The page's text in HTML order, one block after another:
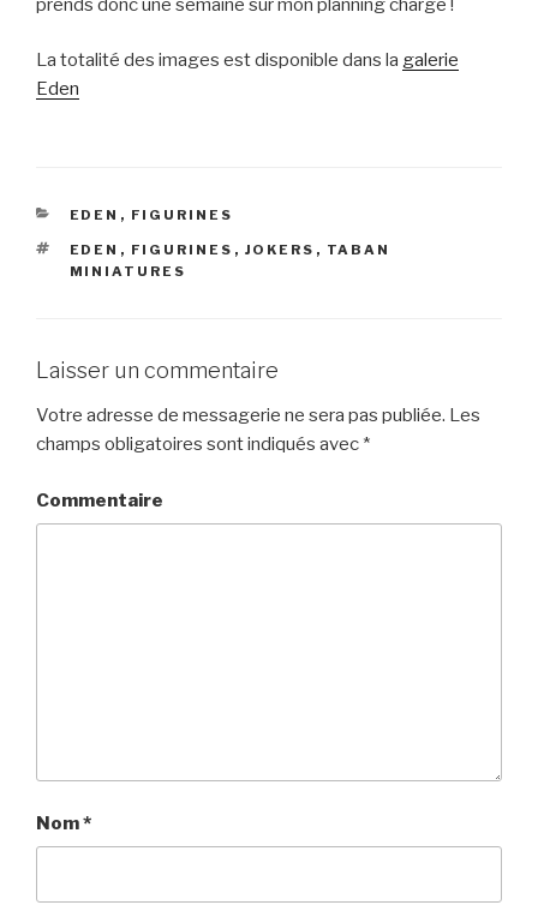
prends donc une semaine sur mon planning chargé !
La totalité des images est disponible dans la galerie
Eden
CATÉGORIES
EDEN , FIGURINES
ÉTIQUETTES
EDEN , FIGURINES , JOKERS , TABAN
MINIATURES
Laisser un commentaire
Votre adresse de messagerie ne sera pas publiée. Les
champs obligatoires sont indiqués avec *
Commentaire
Nom*